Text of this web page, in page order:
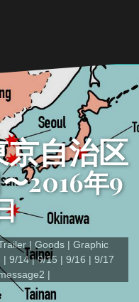
自治区
2016年9
Goods
Graphic
9/14 9/15 9/16
9/17